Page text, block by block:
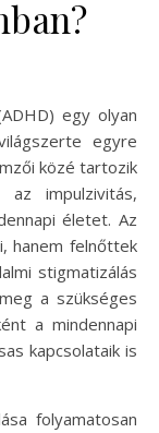
egyre
közé tartozik
impulzivitás,
életet. Az
hanem felnőttek
stigmatizálás
a szükséges
a mindennapi
kapcsolataik is
folyamatosan